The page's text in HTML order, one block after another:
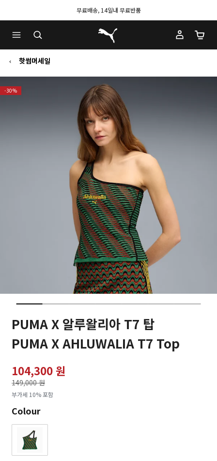
무료배송, 14일내 무료반품
푸마 홈
장바
핫썸머세일
-30%
PUMA X 알루왈리아 T7 탑
PUMA X AHLUWALIA T7 Top
104,300 원
149,000 원
로
부가세 10% 포함
Colour